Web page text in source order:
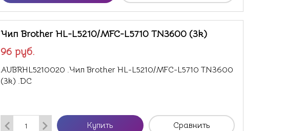
96 руб.
Чип Brother HL-L5210/MFC-L5710 TN3600 (3k)
AUBRHL5210020 .Чип Brother HL-L5210/MFC-L5710 TN3600
(3k) .DC
Купить Сравнить